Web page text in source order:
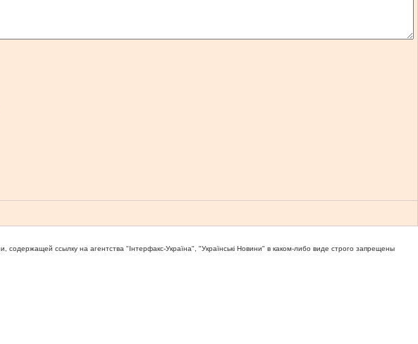
ссылку на агентства "Iнтерфакс-Україна", "Українськi Новини" в каком-либо виде строго запрещены